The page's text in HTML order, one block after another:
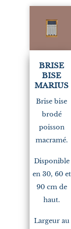
BRISE
BISE
MARIUS
Brise bise
brodé
poisson
macramé.
Disponible
en 30, 60 et
90 cm de
haut.
Largeur au